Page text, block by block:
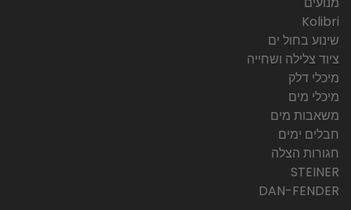
Kolibri
שינוע בחול ים
ציוד צלילה ושחייה
מיכלי דלק
מיכלי מים
משאבות מים
חבלים ימים
חגורות הצלה
STEINER
DAN-FENDER